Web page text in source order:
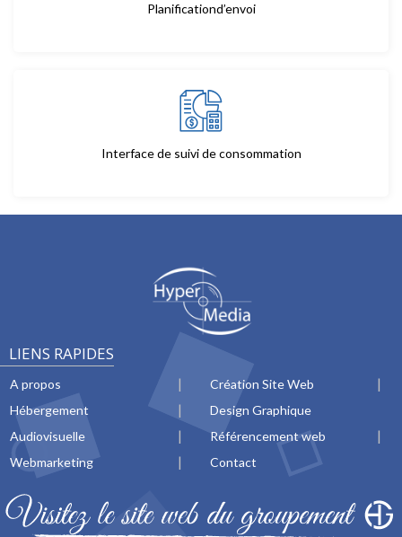
Planificationd’envoi
Interface de suivi de consommation
LIENS RAPIDES
A propos
Création Site Web
Hébergement
Design Graphique
Audiovisuelle
Référencement web
Webmarketing
Contact